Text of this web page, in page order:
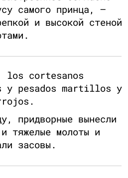
самого принца, —
и высокой стеной
los cortesanos
y pesados martillos y
придворные вынесли
тяжелые молоты и
засовы.